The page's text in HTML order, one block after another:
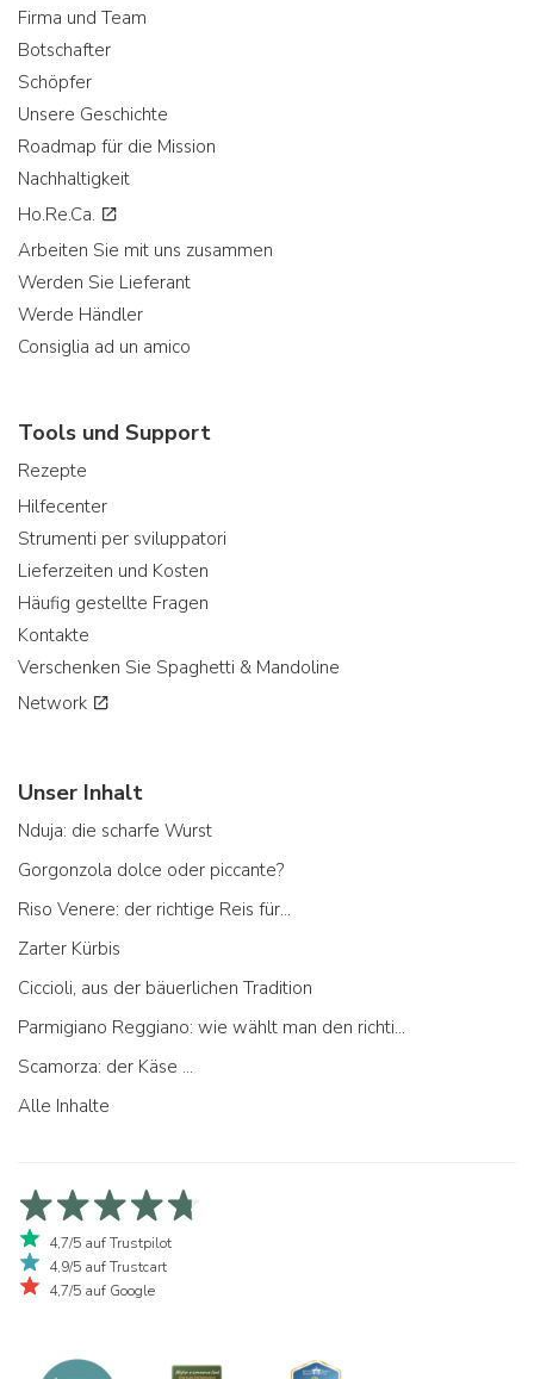
Firma und Team
Botschafter
Schöpfer
Unsere Geschichte
Roadmap für die Mission
Nachhaltigkeit
Ho.Re.Ca.
Arbeiten Sie mit uns zusammen
Werden Sie Lieferant
Werde Händler
Consiglia ad un amico
Tools und Support
Rezepte
Hilfecenter
Strumenti per sviluppatori
Lieferzeiten und Kosten
Häufig gestellte Fragen
Kontakte
Verschenken Sie Spaghetti & Mandoline
Network
Unser Inhalt
Nduja: die scharfe Wurst
Gorgonzola dolce oder piccante?
Riso Venere: der richtige Reis für...
Zarter Kürbis
Ciccioli, aus der bäuerlichen Tradition
Parmigiano Reggiano: wie wählt man den richtigen aus
Scamorza: der Käse ...
Alle Inhalte
4,7/5 auf Trustpilot
4,9/5 auf Trustcart
4,7/5 auf Google